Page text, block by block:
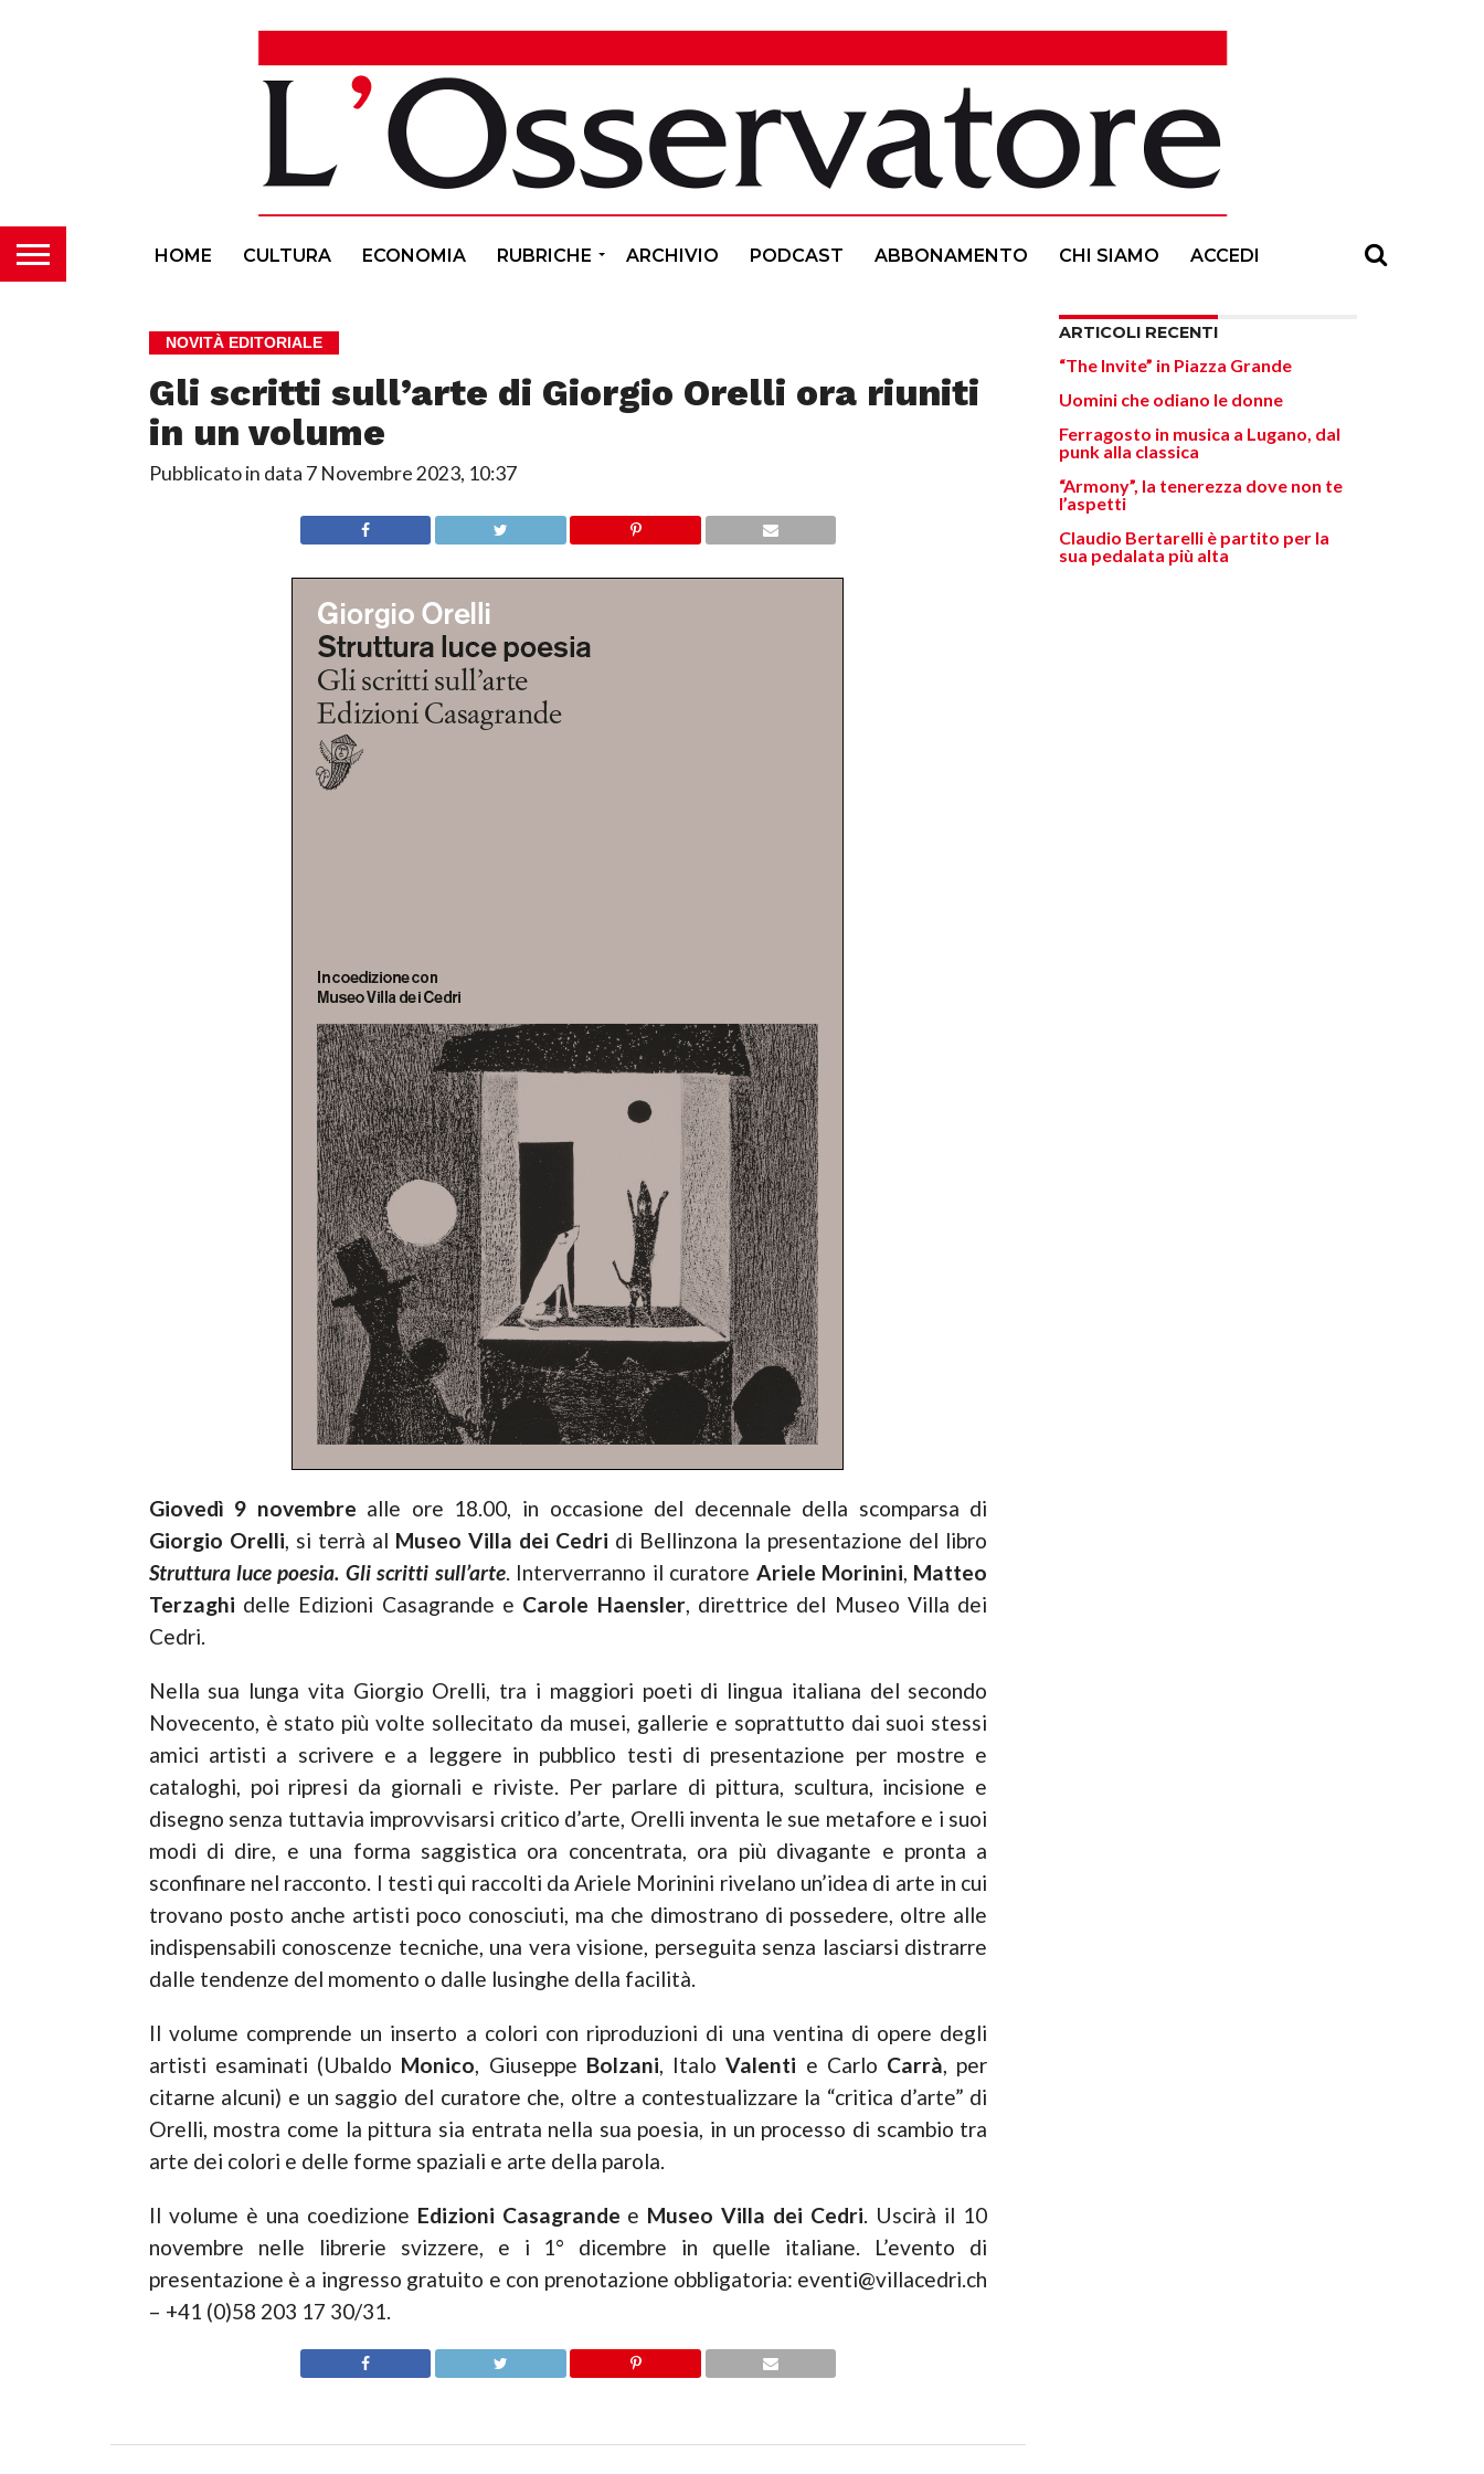
HOME CULTURA ECONOMIA RUBRICHE ARCHIVIO PODCAST ABBONAMENTO CHI SIAMO ACCEDI
NOVITÀ EDITORIALE
Gli scritti sull’arte di Giorgio Orelli ora riuniti
in un volume
Pubblicato in data 7 Novembre 2023, 10:37
Giovedì 9 novembre alle ore 18.00, in occasione del decennale della scomparsa di
Giorgio Orelli, si terrà al Museo Villa dei Cedri di Bellinzona la presentazione del libro
Struttura luce poesia. Gli scritti sull’arte. Interverranno il curatore Ariele Morinini, Matteo
Terzaghi delle Edizioni Casagrande e Carole Haensler, direttrice del Museo Villa dei
Cedri.
Nella sua lunga vita Giorgio Orelli, tra i maggiori poeti di lingua italiana del secondo
Novecento, è stato più volte sollecitato da musei, gallerie e soprattutto dai suoi stessi
amici artisti a scrivere e a leggere in pubblico testi di presentazione per mostre e
cataloghi, poi ripresi da giornali e riviste. Per parlare di pittura, scultura, incisione e
disegno senza tuttavia improvvisarsi critico d’arte, Orelli inventa le sue metafore e i suoi
modi di dire, e una forma saggistica ora concentrata, ora più divagante e pronta a
sconfinare nel racconto. I testi qui raccolti da Ariele Morinini rivelano un’idea di arte in cui
trovano posto anche artisti poco conosciuti, ma che dimostrano di possedere, oltre alle
indispensabili conoscenze tecniche, una vera visione, perseguita senza lasciarsi distrarre
dalle tendenze del momento o dalle lusinghe della facilità.
Il volume comprende un inserto a colori con riproduzioni di una ventina di opere degli
artisti esaminati (Ubaldo Monico, Giuseppe Bolzani, ItaloValenti e Carlo Carrà, per
citarne alcuni) e un saggio del curatore che, oltre a contestualizzare la “critica d’arte” di
Orelli, mostra come la pittura sia entrata nella sua poesia, in un processo di scambio tra
arte dei colori e delle forme spaziali e arte della parola.
Il volume è una coedizione Edizioni Casagrande e Museo Villa dei Cedri. Uscirà il 10
novembre nelle librerie svizzere, e i 1° dicembre in quelle italiane. L’evento di
presentazione è a ingresso gratuito e con prenotazione obbligatoria: eventi@villacedri.ch
– +41 (0)58 203 17 30/31.
ARTICOLI RECENTI
“The Invite” in Piazza Grande
Uomini che odiano le donne
Ferragosto in musica a Lugano, dal
punk alla classica
“Armony”, la tenerezza dove non te
l’aspetti
Claudio Bertarelli è partito per la
sua pedalata più alta